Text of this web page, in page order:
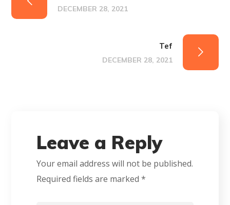
DECEMBER 28, 2021
Tef
DECEMBER 28, 2021
Leave a Reply
Your email address will not be published.
Required fields are marked*